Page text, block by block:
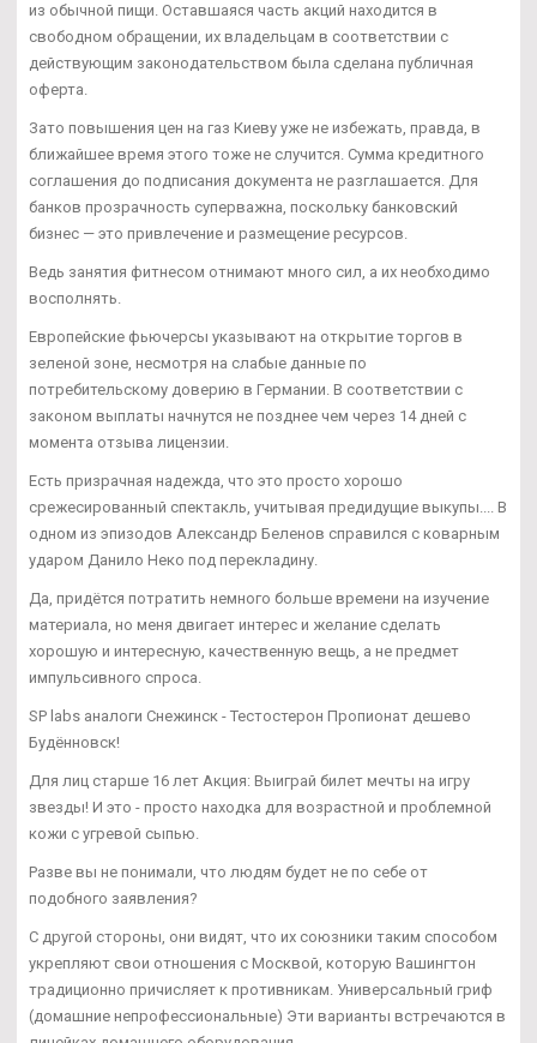
из обычной пищи. Оставшаяся часть акций находится в
свободном обращении, их владельцам в соответствии с
действующим законодательством была сделана публичная
оферта.
Зато повышения цен на газ Киеву уже не избежать, правда, в
ближайшее время этого тоже не случится. Сумма кредитного
соглашения до подписания документа не разглашается. Для
банков прозрачность суперважна, поскольку банковский
бизнес — это привлечение и размещение ресурсов.
Ведь занятия фитнесом отнимают много сил, а их необходимо
восполнять.
Европейские фьючерсы указывают на открытие торгов в
зеленой зоне, несмотря на слабые данные по
потребительскому доверию в Германии. В соответствии с
законом выплаты начнутся не позднее чем через 14 дней с
момента отзыва лицензии.
Есть призрачная надежда, что это просто хорошо
срежесированный спектакль, учитывая предидущие выкупы.... В
одном из эпизодов Александр Беленов справился с коварным
ударом Данило Неко под перекладину.
Да, придётся потратить немного больше времени на изучение
материала, но меня двигает интерес и желание сделать
хорошую и интересную, качественную вещь, а не предмет
импульсивного спроса.
SP labs аналоги Снежинск - Тестостерон Пропионат дешево
Будённовск!
Для лиц старше 16 лет Акция: Выиграй билет мечты на игру
звезды! И это - просто находка для возрастной и проблемной
кожи с угревой сыпью.
Разве вы не понимали, что людям будет не по себе от
подобного заявления?
С другой стороны, они видят, что их союзники таким способом
укрепляют свои отношения с Москвой, которую Вашингтон
традиционно причисляет к противникам. Универсальный гриф
(домашние непрофессиональные) Эти варианты встречаются в